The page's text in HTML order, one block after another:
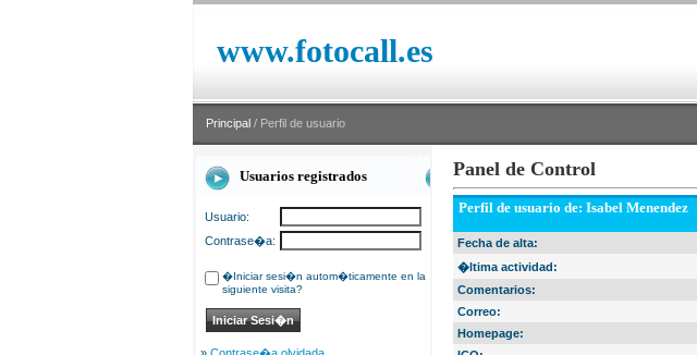
www.fotocall.es
Principal / Perfil de usuario
Usuarios registrados
Usuario:
Contrase�a:
�Iniciar sesi�n autom�ticamente en la
siguiente visita?
Panel de Control
Perfil de usuario de: Isabel Menendez
Fecha de alta:
�ltima actividad:
Comentarios:
Correo:
Homepage: